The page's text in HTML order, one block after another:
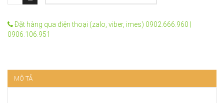
Đặt hàng qua điện thoại (zalo, viber, imes) 0902.666.960 |
0906.106.951
MÔ TẢ